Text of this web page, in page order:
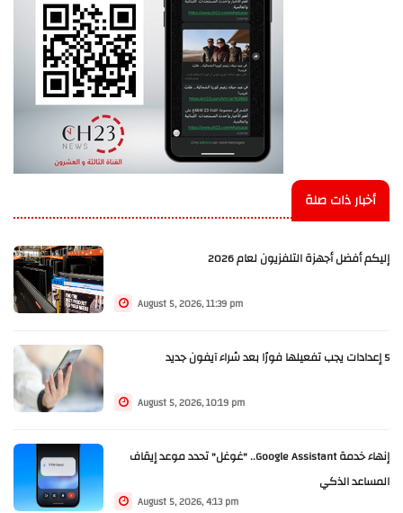
أخبار ذات صلة
إليكم أفضل أجهزة التلفزيون لعام 2026
August 5, 2026, 11:39 pm
5 إعدادات يجب تفعيلها فورًا بعد شراء آيفون جديد
August 5, 2026, 10:19 pm
إنهاء خدمة Google Assistant.. "غوغل" تحدد موعد إيقاف
المساعد الذكي
August 5, 2026, 4:13 pm